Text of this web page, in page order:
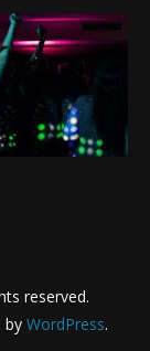
reserved.
by WordPress.